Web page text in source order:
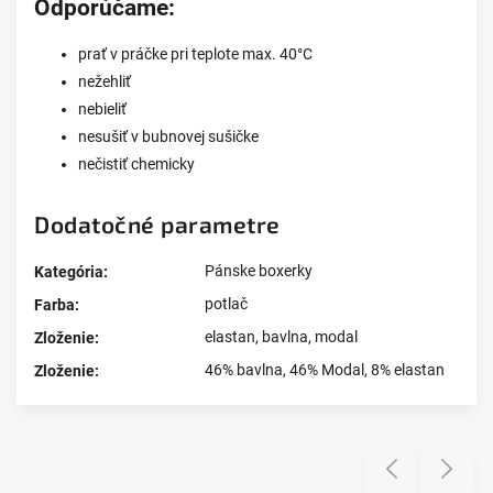
Odporúčame:
prať v práčke pri teplote max. 40°C
nežehliť
nebieliť
nesušiť v bubnovej sušičke
nečistiť chemicky
Dodatočné parametre
Kategória:
Pánske boxerky
Farba:
potlač
Zloženie: elastan, bavlna, modal
Zloženie: 46% bavlna, 46% Modal, 8% elastan
Previous Next